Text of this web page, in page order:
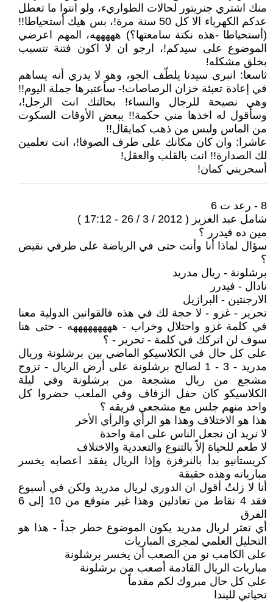
منك اشتري جنريتور لحالات الطواريء، ولو انتوا ما تعطل
عدكم الكهرباء الا كل 50 سنة مرة!، بس هيك أستحياطا!!
(أستحياطا -هذه نكتة سامعتها؟) هههههه، المهم اعرضي
الموضوع على سيدكم!، ارجو ان لا اكون فتنة تتسبب
بخلق مشكله!
ثاسعا: انبرى سيدنا يلطّف الجو، وهو لا يدري أنه يساهم
في إعادة تعبئة خزان الرصاصات!- سأعتبرها جملة اليوم!!
وهي نصيحة للرجال والنساء! بحالتك انت الرجل!،
وسأقول له اخذها مني حكمة!! ببعض الأوقات السكوت
من الماس وليس من ذهب كمايقال!!
عاشرا: وان كان مكانك على طرف الصوفا!، انت تعلمين
لك الصدارة!! انت بالقلب والعقل!
أسحريني كمان!
8 - رعد ت 6
شامل عبد العزيز ( 2012 / 3 / 26 - 17:12 )
مين ده فيدرر ؟
سؤال لماذا أنا وأنت حتى في الرياضة على طرفي نقيض
؟
برشلونة - ريال مدريد
نادال - فيدرر
الارجنتين - البرازيل
تحرير - غزو - لا حجة لك في هذه فالقوانين الدولية معنا
في كلمة غزو واحتلال وخراب - هههههههههه - حتى هنا
سوف لن اتركك في كلمة - تحرير - ؟
على كل حال في الكلاسيكو الماضي بين برشلونة وريال
مدريد - 3 - 1 لصالح برشلونة على أرض الريال - تزوج
مشجع من ريال مشجعة من برشلونة وفي ليلة
الكلاسيكو كان حفل الزفاف وفي الملعب حضروا كل
واحد منهم جلس مع مشجعي فريقه ؟
هذا هو الاختلاف وهذا هو الرأي والرأي الأخر
لا نريد ان نجعل الناس على امة واحدة
لا طعم للحياة إلاّ بالتنوع والتعددية والاختلاف
كريستانيو بدأ بالنرفزة وإذا الريال يفقد اعصابه يخسر
مبارياته وهذه حقيقة
أنا لا زلتُ أقول ان الدوري لريال مدريد ولكن في أسبوع
فقد 4 نقاط من تعادلين وهذا غير متوقع من 10 إلى 6
الفرق
أي تعثر لريال مدريد يكون الموضوع خطر جداً - هذا هو
التحليل العلمي لمجرى المباريات
على الكامب نو من الصعب أن يخسر برشلونة
مباريات الريال القادمة أصعب من برشلونة
على كل حال مبروك لكم مقدماً
تحياتي لليندا